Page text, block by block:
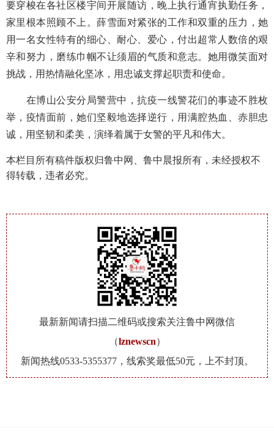
要穿梭在各社区楼宇间开展随访，晚上执行通宵执勤任务，
家里根本照顾不上。薛雪面对紧张的工作和双重的压力，她
用一名女性特有的细心、耐心、爱心，付出超常人数倍的艰
辛和努力，磨练巾帼不让须眉的气质和意志。她用微笑面对
挑战，用热情融化坚冰，用忠诚支撑起职责和使命。
在博山公安分局警营中，抗疫一线警花们的事迹不胜枚
举，疫情面前，她们坚毅地选择逆行，用满腔热血、赤胆忠
诚，用坚韧和柔美，演绎着属于女警的平凡和伟大。
本栏目所有稿件版权归鲁中网、鲁中晨报所有，未经授权不
得转载，违者必究。
最新新闻请扫描二维码或搜索关注鲁中网微信
（lznewscn）
新闻热线0533-5355377，线索奖最低50元，上不封顶。